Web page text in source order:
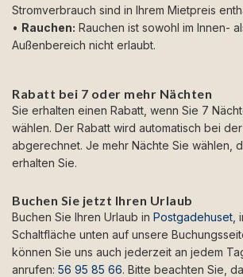
Stromverbrauch sind in Ihrem Mietpreis
• Rauchen: Rauchen ist sowohl im Innen-
Außenbereich nicht erlaubt.
Rabatt bei 7 oder mehr Nächten
Sie erhalten einen Rabatt, wenn Sie 7
wählen. Der Rabatt wird automatisch bei
abgerechnet. Je mehr Nächte Sie wählen,
erhalten Sie.
Buchen Sie jetzt Ihren Urlaub
Buchen Sie Ihren Urlaub in Postgadehuset,
Schaltfläche unten auf unsere
können Sie uns auch jederzeit an jedem
anrufen: 56 95 85 66. Bitte beachten Sie,